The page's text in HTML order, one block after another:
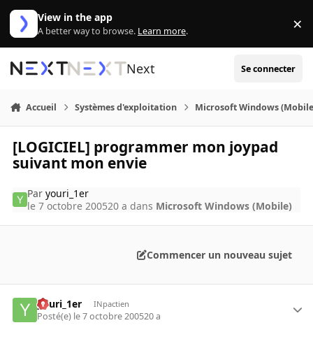
Aller au contenu
View in the app
A better way to browse. Learn more. ×
Next Se connecter
Accueil Systèmes d'exploitation Microsoft Windows
[LOGICIEL] programmer mon joypad
suivant mon envie
Paryouri_1er
le 7 octobre 200520 a dans Microsoft Windows (Mobile)
Commencer un nouveau sujet
youri_1er INpactien
Posté(e) le 7 octobre 200520 a